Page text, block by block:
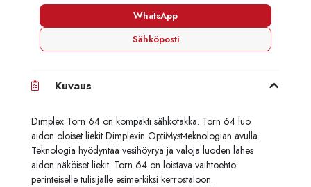
WhatsApp
Sähköposti
Kuvaus
Dimplex Torn 64 on kompakti sähkötakka. Torn 64 luo
aidon oloiset liekit Dimplexin OptiMyst-teknologian avulla.
Teknologia hyödyntää vesihöyryä ja valoja luoden lähes
aidon näköiset liekit. Torn 64 on loistava vaihtoehto
perinteiselle tulisijalle esimerkiksi kerrostaloon.